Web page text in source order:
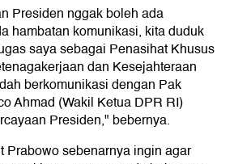
Presiden nggak boleh ada
hambatan komunikasi, kita duduk
saya sebagai Penasihat Khusus
dan Kesejahteraan
berkomunikasi dengan Pak
Ahmad (Wakil Ketua DPR RI)
Presiden," bebernya.
Prabowo sebenarnya ingin agar